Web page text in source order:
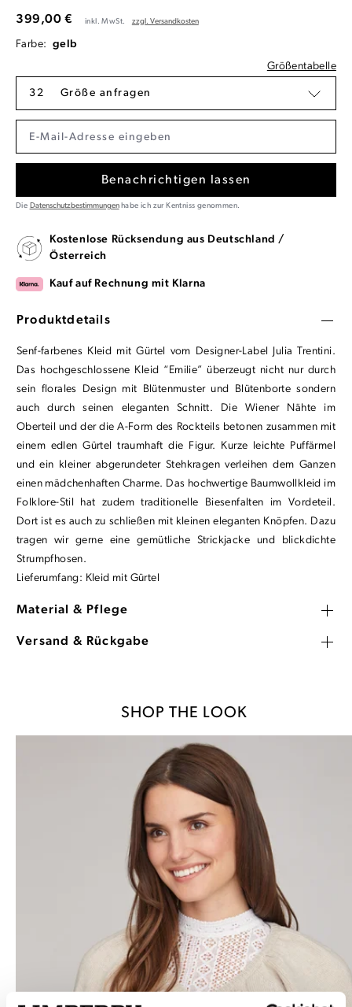
399,00 € inkl. MwSt. zzgl. Versandkosten
Farbe: gelb
Größentabelle
32 Größe anfragen
Benachrichtigen lassen
Die Datenschutzbestimmungenhabe ich zur Kentniss genommen.
Kostenlose Rücksendung aus Deutschland /
Österreich
Kauf auf Rechnung mit Klarna
Produktdetails
Senf-farbenes Kleid mit Gürtel vom Designer-Label Julia Trentini.
Das hochgeschlossene Kleid “Emilie” überzeugt nicht nur durch
sein florales Design mit Blütenmuster und Blütenborte sondern
auch durch seinen eleganten Schnitt. Die Wiener Nähte im
Oberteil und der die A-Form des Rockteils betonen zusammen mit
einem edlen Gürtel traumhaft die Figur. Kurze leichte Puffärmel
und ein kleiner abgerundeter Stehkragen verleihen dem Ganzen
einen mädchenhaften Charme. Das hochwertige Baumwollkleid im
Folklore-Stil hat zudem traditionelle Biesenfalten im Vordeteil.
Dort ist es auch zu schließen mit kleinen eleganten Knöpfen. Dazu
tragen wir gerne eine gemütliche Strickjacke und blickdichte
Strumpfhosen.
Lieferumfang: Kleid mit Gürtel
Material & Pflege
Versand & Rückgabe
SHOP THE LOOK